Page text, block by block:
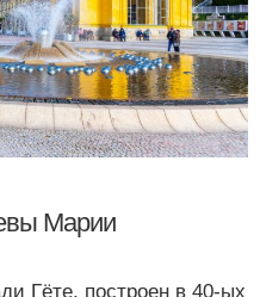
Марии
Гёте, построен в 40-ых